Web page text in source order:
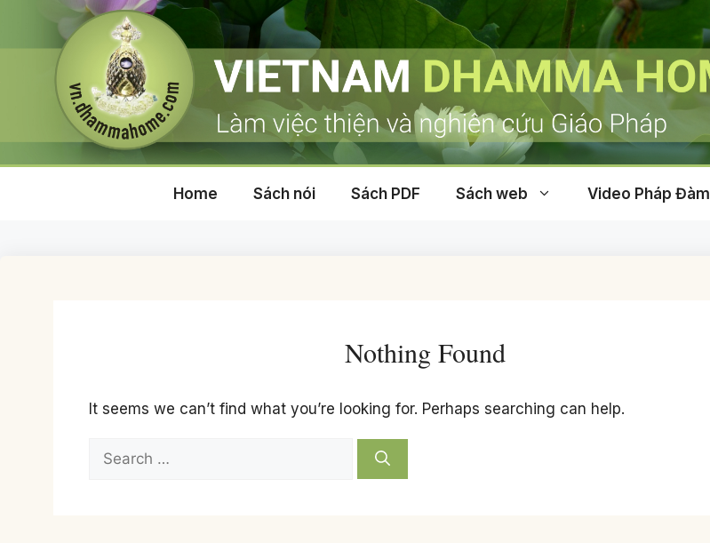
Home Sách nói Sách PDF Sách web Video Pháp Đàm
Nothing Found
It seems we can’t find what you’re looking for. Perhaps searching can help.
Search
for: